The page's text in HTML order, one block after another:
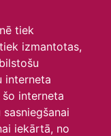
tiek
izmantotas,
interneta
interneta
iekārtā, no